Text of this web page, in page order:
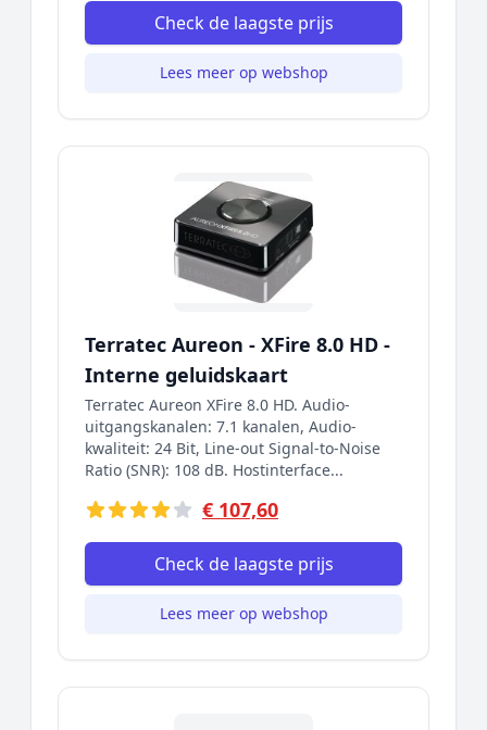
Check de laagste prijs
Lees meer op webshop
Terratec Aureon - XFire 8.0 HD -
Interne geluidskaart
Terratec Aureon XFire 8.0 HD. Audio-
uitgangskanalen: 7.1 kanalen, Audio-
kwaliteit: 24 Bit, Line-out Signal-to-Noise
Ratio (SNR): 108 dB. Hostinterface...
€ 107,60
Check de laagste prijs
Lees meer op webshop